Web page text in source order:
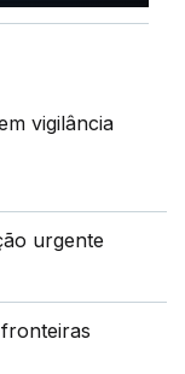
vigilância
urgente